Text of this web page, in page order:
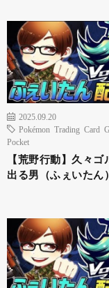
2025.09.20
Pokémon Trading Card
Pocket
【荒野行動】久々ゴ
出る男（ふぇいたん）